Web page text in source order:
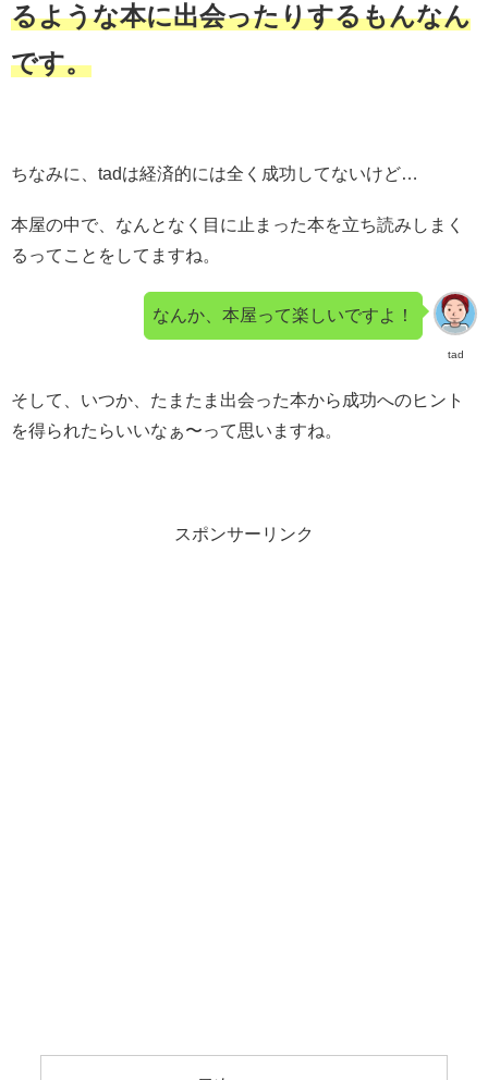
るような本に出会ったりするもんなん
です。
ちなみに、tadは経済的には全く成功してないけど…
本屋の中で、なんとなく目に止まった本を立ち読みしまく
るってことをしてますね。
tad
なんか、本屋って楽しいですよ！
そして、いつか、たまたま出会った本から成功へのヒント
を得られたらいいなぁ〜って思いますね。
スポンサーリンク